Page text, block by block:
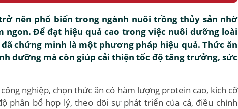
nên phổ biến trong ngành nuôi trồng thủy sản nhờ
Để đạt hiệu quả cao trong việc nuôi dưỡng loài
chứng minh là một phương pháp hiệu quả. Thức ăn
dưỡng mà còn giúp cải thiện tốc độ tăng trưởng, sức
nghiệp, chọn thức ăn có hàm lượng protein cao, kích cỡ
phân bổ hợp lý, theo dõi sự phát triển của cá, điều chỉnh